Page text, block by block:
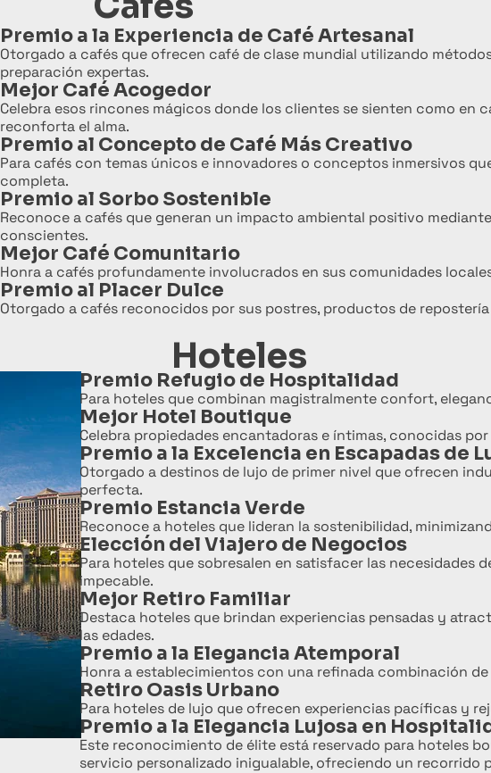
Premio a la Experiencia de Café Artesanal
Otorgado a cafés que ofrecen café de clase mundial utilizando
preparación expertas.
Mejor Café Acogedor
Celebra esos rincones mágicos donde los clientes se sienten como en
reconforta el alma.
Premio al Concepto de Café Más Creativo
Para cafés con temas únicos e innovadores o conceptos inmersivos
completa.
Premio al Sorbo Sostenible
Reconoce a cafés que generan un impacto ambiental positivo
conscientes.
Mejor Café Comunitario
Honra a cafés profundamente involucrados en sus comunidades
Premio al Placer Dulce
Otorgado a cafés reconocidos por sus postres, productos de
Premio Refugio de Hospitalidad
Para hoteles que combinan magistralmente confort,
Mejor Hotel Boutique
Celebra propiedades encantadoras e íntimas, conocidas
Premio a la Excelencia en Escapadas de
Otorgado a destinos de lujo de primer nivel que ofrecen
perfecta.
Premio Estancia Verde
Reconoce a hoteles que lideran la sostenibilidad,
Elección del Viajero de Negocios
Para hoteles que sobresalen en satisfacer las
impecable.
Mejor Retiro Familiar
Destaca hoteles que brindan experiencias pensadas y
las edades.
Premio a la Elegancia Atemporal
Honra a establecimientos con una refinada combinación
Retiro Oasis Urbano
Para hoteles de lujo que ofrecen experiencias pacíficas y
Premio a la Elegancia Lujosa en
Este reconocimiento de élite está reservado para hoteles
servicio personalizado inigualable, ofreciendo un recorrido
Hoteles